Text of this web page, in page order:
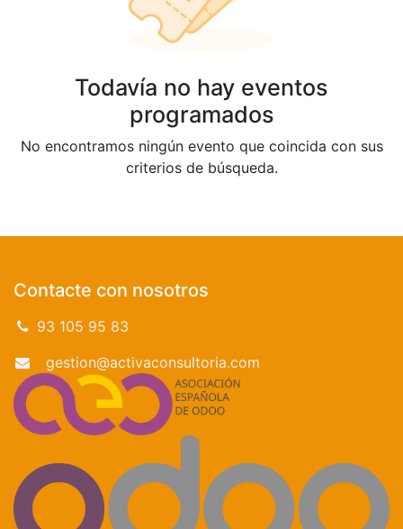
Todavía no hay eventos
programados
No encontramos ningún evento que coincida con sus
criterios de búsqueda.
Contacte con nosotros
93 105 95 83
gestion@activaconsultoria.com